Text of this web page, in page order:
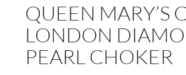
QUEEN MARY’S
LONDON
PEARL CHOKER